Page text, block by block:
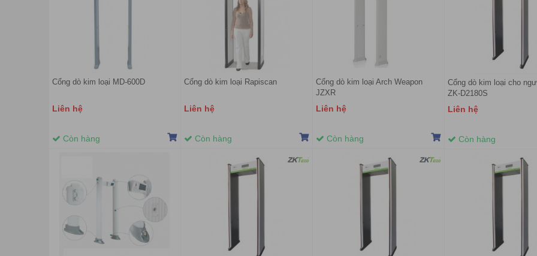
Cổng dò kim loại MD-600D
Liên hệ
Còn hàng
Cổng dò kim loại Rapiscan
Liên hệ
Còn hàng
Cổng dò kim loại Arch Weapon
JZXR
Liên hệ
Còn hàng
Cổng dò kim loại cho
ZK-D2180S
Liên hệ
Còn hàng